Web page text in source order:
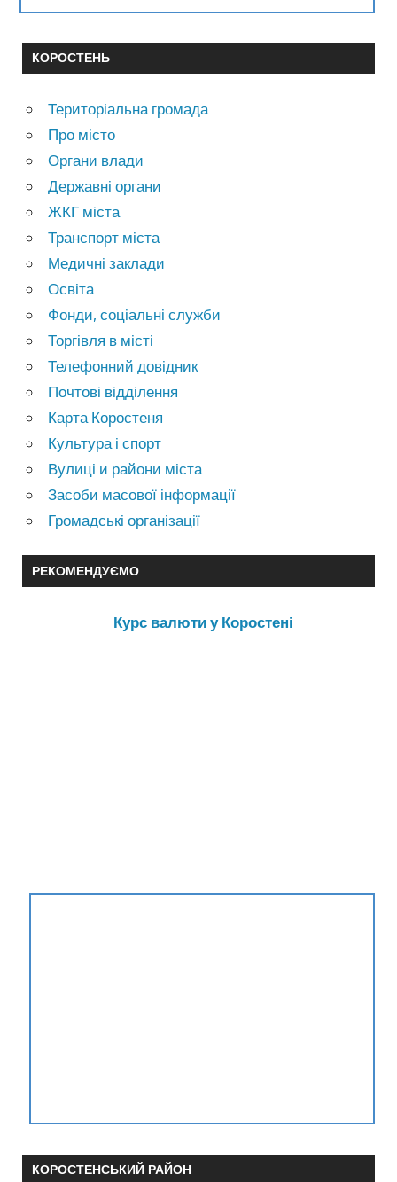
КОРОСТЕНЬ
Територіальна громада
Про місто
Органи влади
Державні органи
ЖКГ міста
Транспорт міста
Медичні заклади
Освіта
Фонди, соціальні служби
Торгівля в місті
Телефонний довідник
Почтові відділення
Карта Коростеня
Культура і спорт
Вулиці и райони міста
Засоби масової інформації
Громадські організації
РЕКОМЕНДУЄМО
Курс валюти у Коростені
КОРОСТЕНСЬКИЙ РАЙОН